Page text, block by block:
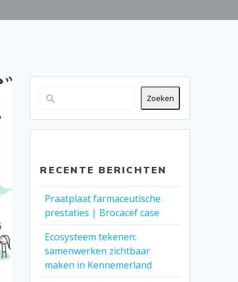
Zoeken
RECENTE BERICHTEN
Praatplaat farmaceutische
prestaties | Brocacef case
Ecosysteem tekenen:
samenwerken zichtbaar
maken in Kennemerland